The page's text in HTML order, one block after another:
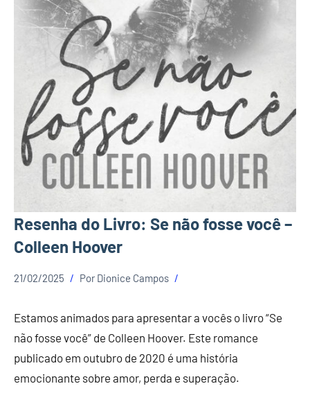
Resenha do Livro: Se não fosse você –
Colleen Hoover
21/02/2025 Por Dionice Campos
Estamos animados para apresentar a vocês o livro “Se
não fosse você” de Colleen Hoover. Este romance
publicado em outubro de 2020 é uma história
emocionante sobre amor, perda e superação.